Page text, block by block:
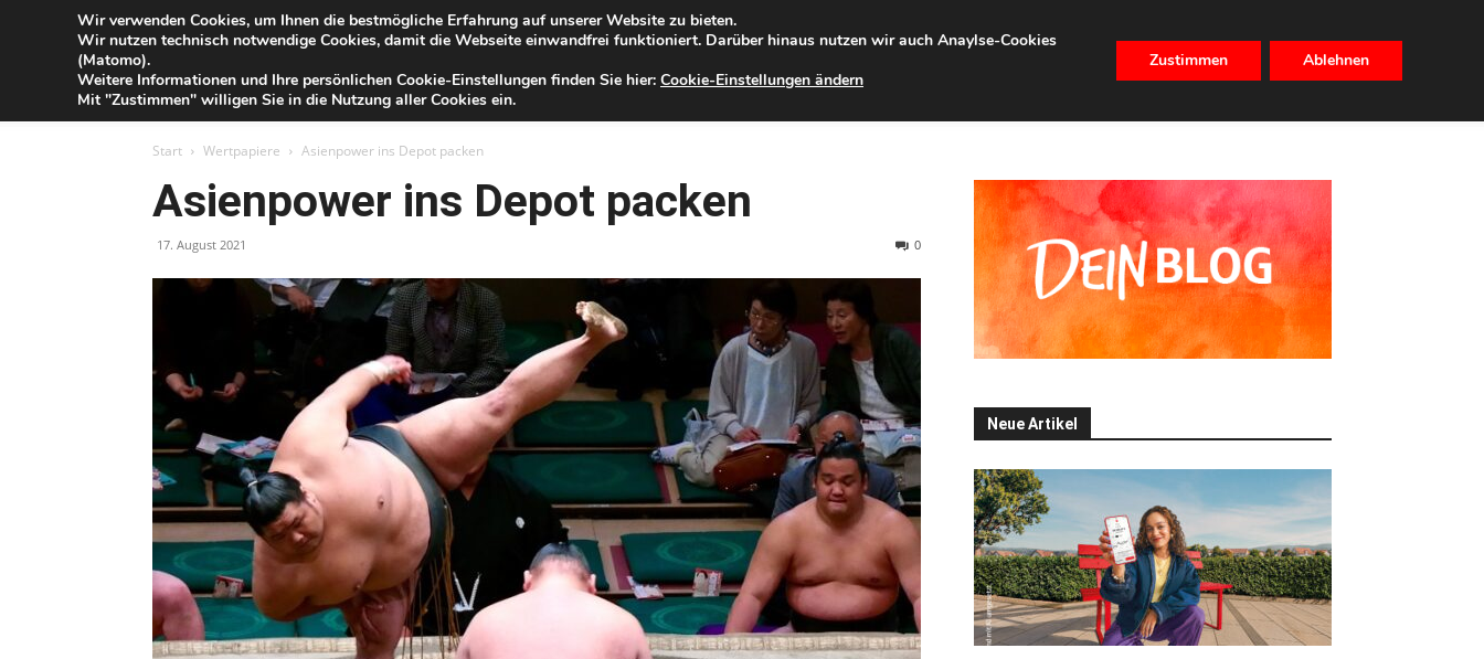
Blog
der
Sparkasse
Donnerstag, 06.08.2026 Zur Internet-Filiale der Förde Sparkasse
IHR GELD IHRE REGION WERTPAPIERE FIRMENKUNDEN IMMOBILIEN
Start Wertpapiere Asienpower ins Depot packen
Asienpower ins Depot packen
17. August 2021 0
Neue Artikel
Wir verwenden Cookies, um Ihnen die bestmögliche Erfahrung auf unserer Website zu bieten.
Wir nutzen technisch notwendige Cookies, damit die Webseite einwandfrei funktioniert. Darüber hinaus nutzen wir auch Anaylse-Cookies
(Matomo).
Weitere Informationen und Ihre persönlichen Cookie-Einstellungen finden Sie hier: Cookie-Einstellungen ändern
Mit "Zustimmen" willigen Sie in die Nutzung aller Cookies ein.
Zustimmen Ablehnen